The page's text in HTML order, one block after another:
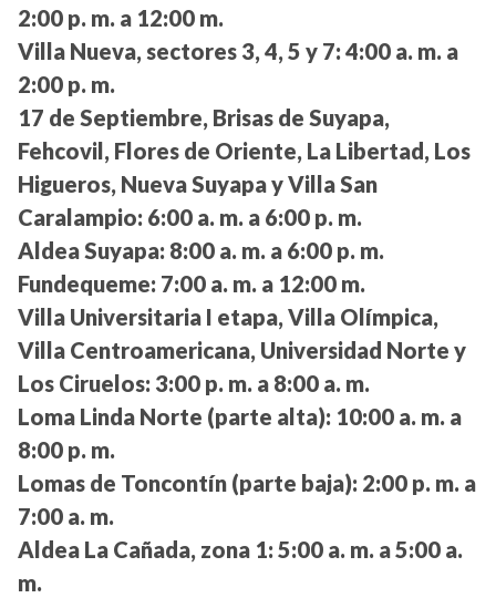
2:00 p. m. a 12:00 m.
Villa Nueva, sectores 3, 4, 5 y 7: 4:00 a. m. a
2:00 p. m.
17 de Septiembre, Brisas de Suyapa,
Fehcovil, Flores de Oriente, La Libertad, Los
Higueros, Nueva Suyapa y Villa San
Caralampio: 6:00 a. m. a 6:00 p. m.
Aldea Suyapa: 8:00 a. m. a 6:00 p. m.
Fundequeme: 7:00 a. m. a 12:00 m.
Villa Universitaria I etapa, Villa Olímpica,
Villa Centroamericana, Universidad Norte y
Los Ciruelos: 3:00 p. m. a 8:00 a. m.
Loma Linda Norte (parte alta): 10:00 a. m. a
8:00 p. m.
Lomas de Toncontín (parte baja): 2:00 p. m. a
7:00 a. m.
Aldea La Cañada, zona 1: 5:00 a. m. a 5:00 a.
m.